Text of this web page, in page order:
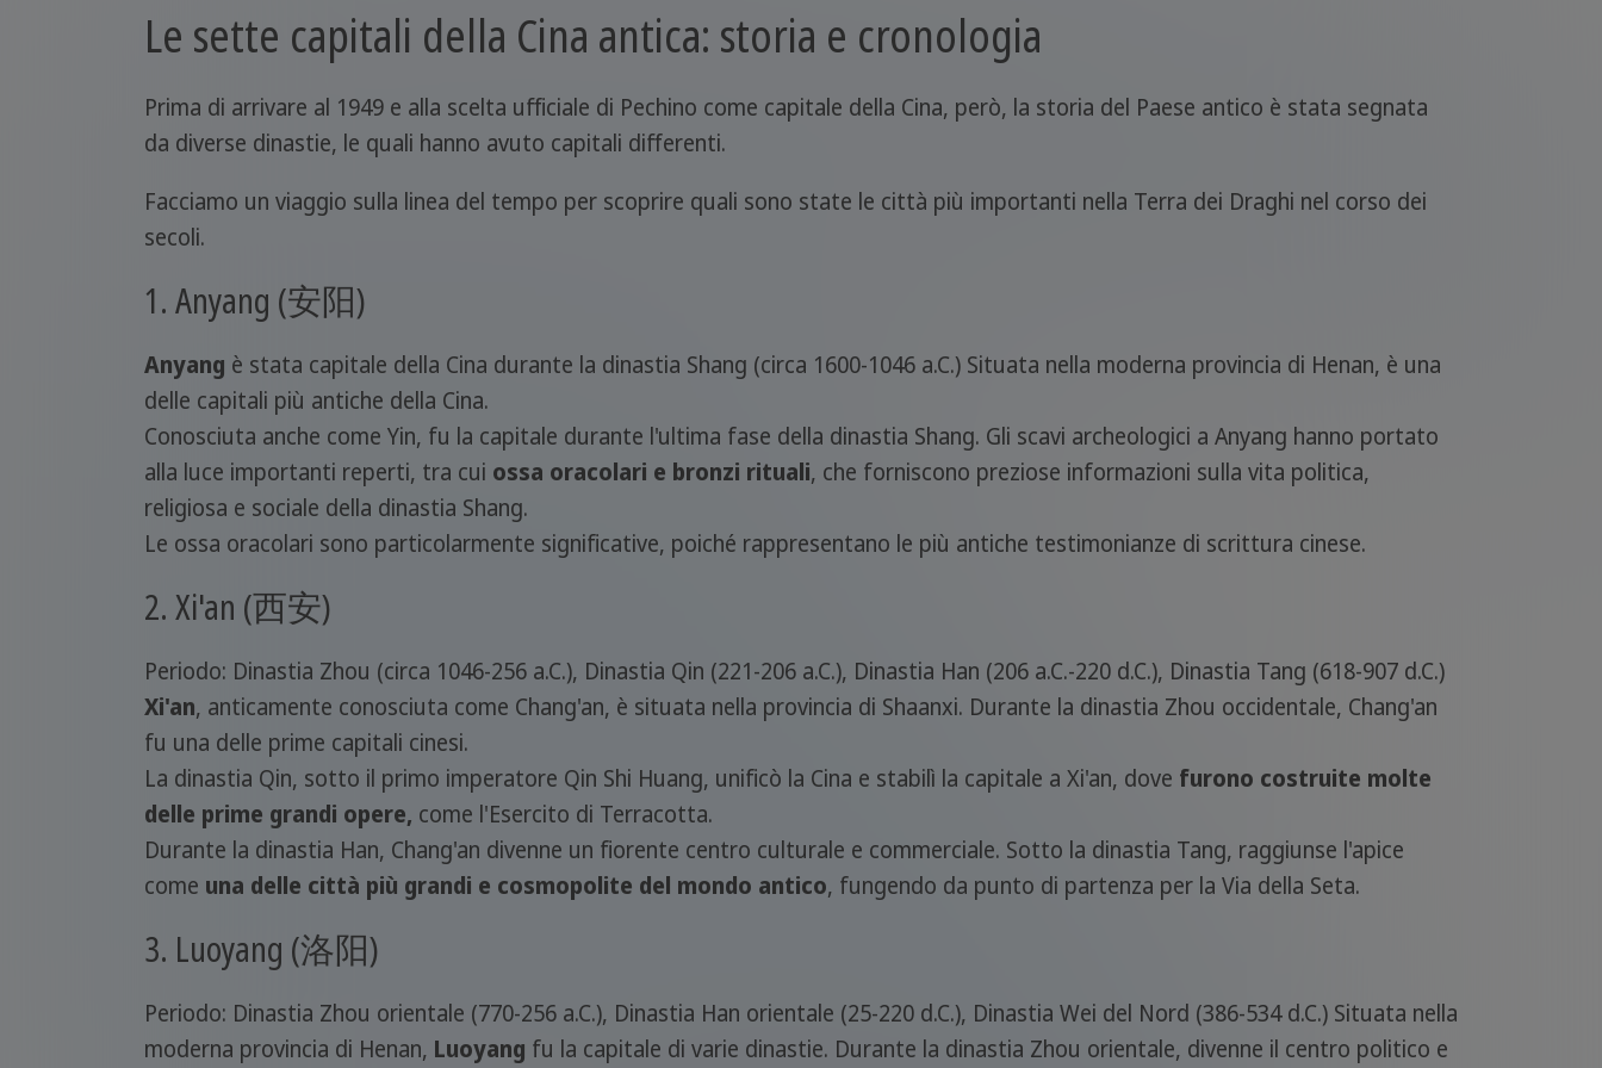
Le sette capitali della Cina antica: storia e cronologia
Prima di arrivare al 1949 e alla scelta ufficiale di Pechino come capitale della Cina, però, la storia del Paese antico è stata segnata
da diverse dinastie, le quali hanno avuto capitali differenti.
Facciamo un viaggio sulla linea del tempo per scoprire quali sono state le città più importanti nella Terra dei Draghi nel corso dei
secoli.
1. Anyang (安阳)
Anyang è stata capitale della Cina durante la dinastia Shang (circa 1600-1046 a.C.) Situata nella moderna provincia di Henan, è una
delle capitali più antiche della Cina.
Conosciuta anche come Yin, fu la capitale durante l'ultima fase della dinastia Shang. Gli scavi archeologici a Anyang hanno portato
alla luce importanti reperti, tra cui ossa oracolari e bronzi rituali, che forniscono preziose informazioni sulla vita politica,
religiosa e sociale della dinastia Shang.
Le ossa oracolari sono particolarmente significative, poiché rappresentano le più antiche testimonianze di scrittura cinese.
2. Xi'an (西安)
Periodo: Dinastia Zhou (circa 1046-256 a.C.), Dinastia Qin (221-206 a.C.), Dinastia Han (206 a.C.-220 d.C.), Dinastia Tang (618-907 d.C.)
Xi'an, anticamente conosciuta come Chang'an, è situata nella provincia di Shaanxi. Durante la dinastia Zhou occidentale, Chang'an
fu una delle prime capitali cinesi.
La dinastia Qin, sotto il primo imperatore Qin Shi Huang, unificò la Cina e stabilì la capitale a Xi'an, dove furono costruite molte
delle prime grandi opere, come l'Esercito di Terracotta.
Durante la dinastia Han, Chang'an divenne un fiorente centro culturale e commerciale. Sotto la dinastia Tang, raggiunse l'apice
come una delle città più grandi e cosmopolite del mondo antico, fungendo da punto di partenza per la Via della Seta.
3. Luoyang (洛阳)
Periodo: Dinastia Zhou orientale (770-256 a.C.), Dinastia Han orientale (25-220 d.C.), Dinastia Wei del Nord (386-534 d.C.) Situata nella
moderna provincia di Henan, Luoyang fu la capitale di varie dinastie. Durante la dinastia Zhou orientale, divenne il centro politico e